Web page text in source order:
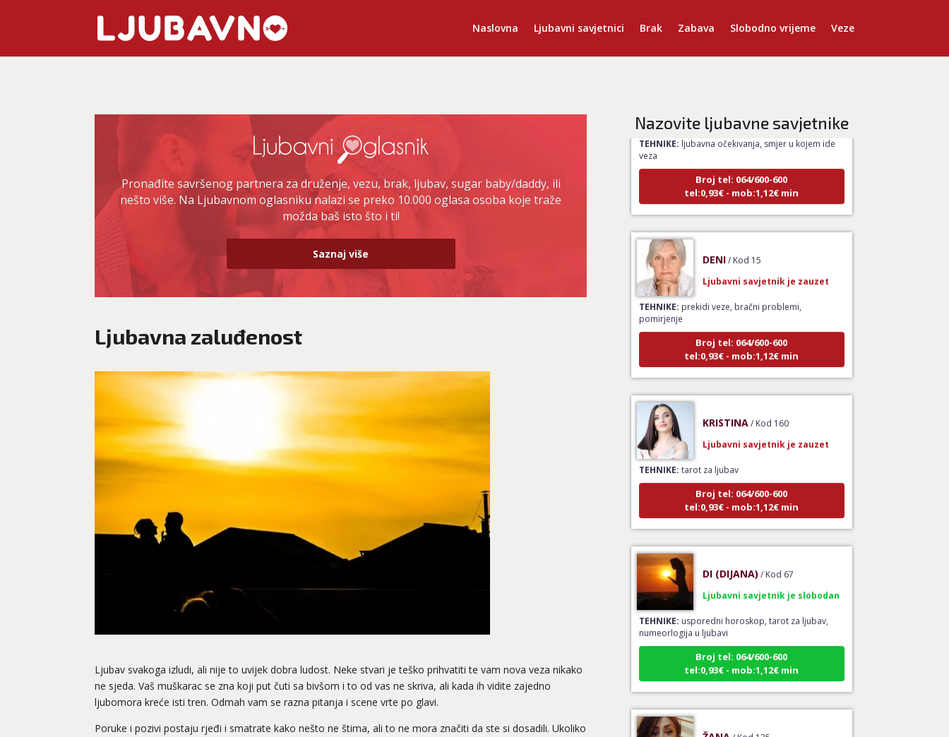
Naslovna Ljubavni savjetnici Brak Zabava Slobodno vrijeme Veze
Pronađite savršenog partnera za druženje, vezu, brak, ljubav, sugar baby/daddy, ili
nešto više. Na Ljubavnom oglasniku nalazi se preko 10.000 oglasa osoba koje traže
možda baš isto što i ti!
Saznaj više
Ljubavna zaluđenost
Ljubav svakoga izludi, ali nije to uvijek dobra ludost. Neke stvari je teško prihvatiti te vam nova veza nikako
ne sjeda. Vaš muškarac se zna koji put čuti sa bivšom i to od vas ne skriva, ali kada ih vidite zajedno
ljubomora kreće isti tren. Odmah vam se razna pitanja i scene vrte po glavi.
Poruke i pozivi postaju rjeđi i smatrate kako nešto ne štima, ali to ne mora značiti da ste si dosadili. Ukoliko
Nazovite ljubavne savjetnike
ljubavna očekivanja, smjer u kojem ide
veza
Broj tel: 064/600-600
tel:0,93€ - mob:1,12€ min
TEHNIKE:prekidi veze, bračni problemi,
pomirjenje
Broj tel: 064/600-600
tel:0,93€ - mob:1,12€ min
TEHNIKE:tarot za ljubav
Broj tel: 064/600-600
tel:0,93€ - mob:1,12€ min
TEHNIKE:usporedni horoskop, tarot za ljubav,
numeorlogija u ljubavi
Broj tel: 064/600-600
tel:0,93€ - mob:1,12€ min